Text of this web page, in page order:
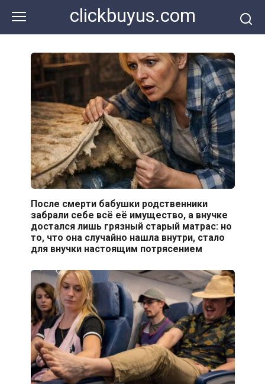
контенту
clickbuyus.com
После смерти бабушки родственники
забрали себе всё её имущество, а внучке
достался лишь грязный старый матрас: но
то, что она случайно нашла внутри, стало
для внучки настоящим потрясением